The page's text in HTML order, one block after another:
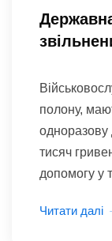
полону,
одноразову
тисяч
допомогу у
Читати далі